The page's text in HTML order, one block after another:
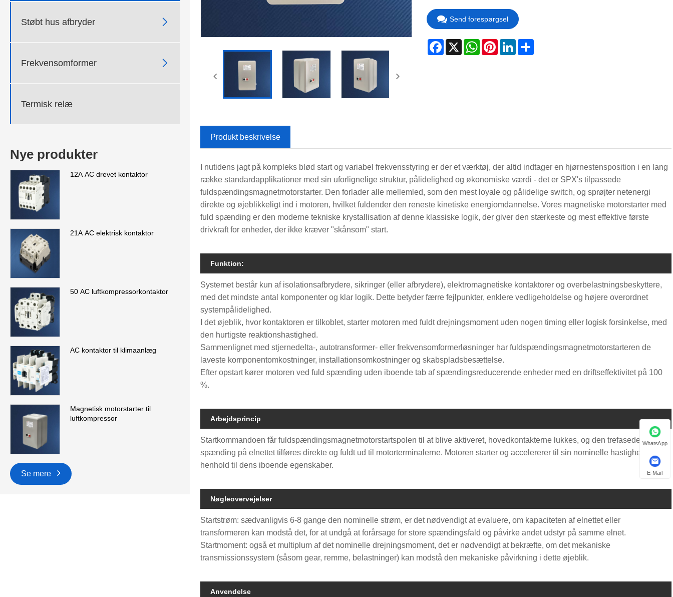
Støbt hus afbryder 
Frekvensomformer 
Termisk relæ
Nye produkter
12A AC drevet kontaktor
21A AC elektrisk kontaktor
50 AC luftkompressorkontaktor
AC kontaktor til klimaanlæg
Magnetisk motorstarter til
luftkompressor
Se mere
Send forespørgsel
Facebook
X WhatsApp
PinterestLinkedInShare
Produkt beskrivelse
I nutidens jagt på kompleks blød start og variabel frekvensstyring er der et værktøj, der altid indtager en hjørnestensposition i en lang
række standardapplikationer med sin uforlignelige struktur, pålidelighed og økonomiske værdi - det er SPX's tilpassede
fuldspændingsmagnetmotorstarter. Den forlader alle mellemled, som den mest loyale og pålidelige switch, og sprøjter netenergi
direkte og øjeblikkeligt ind i motoren, hvilket fuldender den reneste kinetiske energiomdannelse. Vores magnetiske motorstarter med
fuld spænding er den moderne tekniske krystallisation af denne klassiske logik, der giver den stærkeste og mest effektive første
drivkraft for enheder, der ikke kræver "skånsom" start.
Funktion:
Systemet består kun af isolationsafbrydere, sikringer (eller afbrydere), elektromagnetiske kontaktorer og overbelastningsbeskyttere,
med det mindste antal komponenter og klar logik. Dette betyder færre fejlpunkter, enklere vedligeholdelse og højere overordnet
systempålidelighed.
I det øjeblik, hvor kontaktoren er tilkoblet, starter motoren med fuldt drejningsmoment uden nogen timing eller logisk forsinkelse, med
den hurtigste reaktionshastighed.
Sammenlignet med stjernedelta-, autotransformer- eller frekvensomformerløsninger har fuldspændingsmagnetmotorstarteren de
laveste komponentomkostninger, installationsomkostninger og skabspladsbesættelse.
Efter opstart kører motoren ved fuld spænding uden iboende tab af spændingsreducerende enheder med en driftseffektivitet på 100
%.
Arbejdsprincip
Startkommandoen får fuldspændingsmagnetmotorstartspolen til at blive aktiveret, hovedkontakterne lukkes, og den trefasede
spænding på elnettet tilføres direkte og fuldt ud til motorterminalerne. Motoren starter og accelererer til sin nominelle hastighed i
henhold til dens iboende egenskaber.
Nøgleovervejelser
Startstrøm: sædvanligvis 6-8 gange den nominelle strøm, er det nødvendigt at evaluere, om kapaciteten af ​​elnettet eller
transformeren kan modstå det, for at undgå at forårsage for store spændingsfald og påvirke andet udstyr på samme elnet.
Startmoment: også et multiplum af det nominelle drejningsmoment, det er nødvendigt at bekræfte, om det mekaniske
transmissionssystem (såsom gear, remme, belastninger) kan modstå den mekaniske påvirkning i dette øjeblik.
Anvendelse
WhatsApp
E-Mail